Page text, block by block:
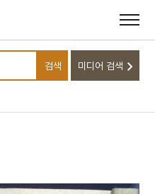
검색어를 입력하세요
검색 미디어 검색